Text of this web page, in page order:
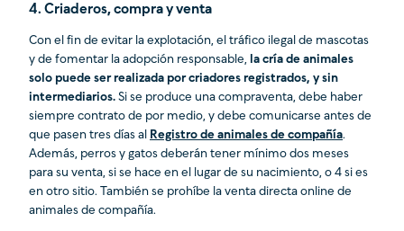
4. Criaderos, compra y venta
Con el fin de evitar la explotación, el tráfico ilegal de mascotas
y de fomentar la adopción responsable, la cría de animales
solo puede ser realizada por criadores registrados, y sin
intermediarios. Si se produce una compraventa, debe haber
siempre contrato de por medio, y debe comunicarse antes de
que pasen tres días al Registro de animales de compañía.
Además, perros y gatos deberán tener mínimo dos meses
para su venta, si se hace en el lugar de su nacimiento, o 4 si es
en otro sitio. También se prohíbe la venta directa online de
animales de compañía.